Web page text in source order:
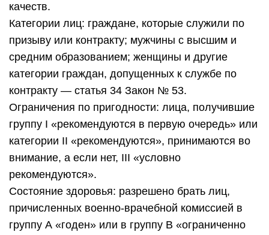
качеств.
Категории лиц: граждане, которые служили по
призыву или контракту; мужчины с высшим и
средним образованием; женщины и другие
категории граждан, допущенных к службе по
контракту — статья 34 Закон № 53.
Ограничения по пригодности: лица, получившие
группу I «рекомендуются в первую очередь» или
категории II «рекомендуются», принимаются во
внимание, а если нет, III «условно
рекомендуются».
Состояние здоровья: разрешено брать лиц,
причисленных военно-врачебной комиссией в
группу А «годен» или в группу В «ограниченно